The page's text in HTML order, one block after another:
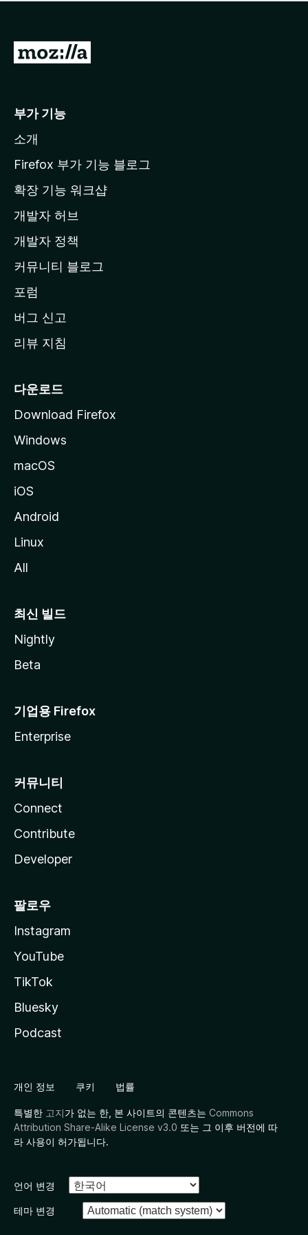
점
습
니
M
l
a
페
이
지
이
동
부가 기능
소개
Firefox 부가 기능 블로그
확장 기능 워크샵
개발자 허브
개발자 정책
커뮤니티 블로그
포럼
버그 신고
리뷰 지침
다운로드
Download Firefox
Windows
macOS
iOS
Android
Linux
All
최신 빌드
Nightly
Beta
기업용 Firefox
Enterprise
커뮤니티
Connect
Contribute
Developer
팔로우
Instagram
YouTube
TikTok
Bluesky
Podcast
개인 정보 쿠키 법률
특별한 고지가 없는 한, 본 사이트의 콘텐츠는 Commons
Attribution Share-Alike License v3.0 또는 그 이후 버전에 따
라 사용이 허가됩니다.
언어 변경
테마 변경